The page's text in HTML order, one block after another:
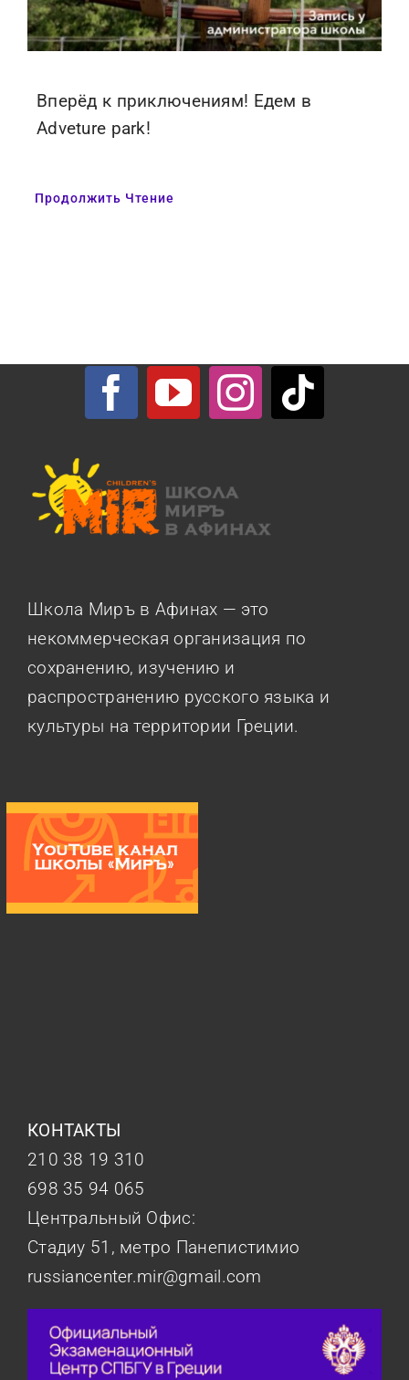
Вперёд к приключениям! Едем в
Adveture park!
Продолжить Чтение
Школа Миръ в Афинах — это
некоммерческая организация по
сохранению, изучению и
распространению русского языка и
культуры на территории Греции.
КОНТАКТЫ
210 38 19 310
698 35 94 065
Центральный Офис:
Стадиу 51, метро Панепистимио
russiancenter.mir@gmail.com